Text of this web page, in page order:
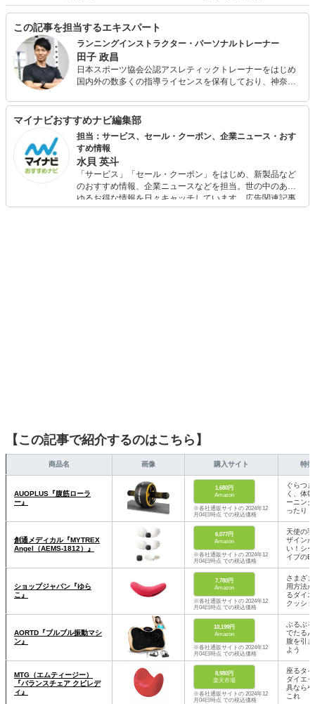
この記事を担当するエキスパート
ランニングインストラクター・パーソナルトレーナー
田子 政昌
日本スポーツ協会公認アスレティックトレーナーをはじめ
国内外の数多くの指導ライセンスを保有しており、神奈川
ら、パーソナルジムの経営を行っています。 現在も現役で
陸上競技大会に出場しており、選手としての自身の目線や
大手スポーツ量販店での社員経験・これまでの運動指導経
験を活かして様々なスポーツ関連の記事執筆に関わってき
ました。 各種スポーツ教室・健康運動教室・講演会などの
ご依頼もお請けしております。
マイナビおすすめナビ編集部
担当：サービス、セール・クーポン、企業ニュース・おす
すめ情報
水貝 英斗
「サービス」「セール・クーポン」をはじめ、新製品など
のおすすめ情報、企業ニュースなどを担当。世の中のあら
ゆるお得な情報を日々キャッチしています。広告関連記事
の制作にも携わり、SEOの知見を活かし商品販促のプラン
【この記事で紹介するのはこちら】
商品名 画像 購入サイト 特徴
AUOPLUS『腹筋ローラ
ー』
1,680円
Amazon
※各社通販サイトの 2024年12
月04日時点 での税込価格
ぐらつ
く、体
ーニン
ったり
創通メディカル『MYTREX
Angel（AEMS-1812）』
6,077円
Amazon
※各社通販サイトの 2024年12
月04日時点 での税込価格
天使の
ザイン
い！シ
イプの
ショップジャパン『ゆら
こ』
7,780円
Amazon
※各社通販サイトの 2024年12
月04日時点 での税込価格
さまざ
用方法
るダイ
クッシ
AORTD『ブルブル振動マシ
ン』
10,199円
Amazon
※各社通販サイトの 2024年12
月04日時点 での税込価格
ぶるぶ
でたる
腹を引
よう
MTG（エムティージー）
『バランスチェア クビレデ
ィ』
8,980円
楽天市場
※各社通販サイトの 2024年12
月04日時点 での税込価格
座るタ
ダイエ
具なら
これ